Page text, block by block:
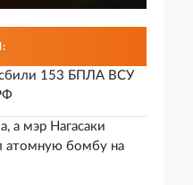
153 БПЛА ВСУ
а мэр Нагасаки
атомную бомбу на